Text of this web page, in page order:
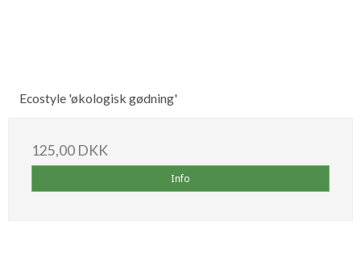
Ecostyle 'økologisk gødning'
125,00 DKK
Info